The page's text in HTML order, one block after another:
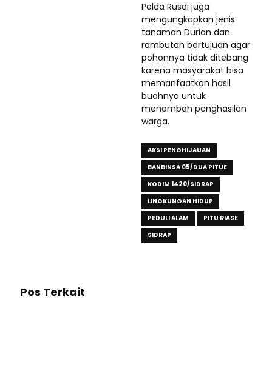
Pelda Rusdi juga
mengungkapkan jenis
tanaman Durian dan
rambutan bertujuan agar
pohonnya tidak ditebang
karena masyarakat bisa
memanfaatkan hasil
buahnya untuk
menambah penghasilan
warga.
AKSI PENGHIJAUAN
BANBINSA 05/DUA PITUE
KODIM 1420/SIDRAP
LINGKUNGAN HIDUP
PEDULI ALAM
PITU RIASE
SIDRAP
Pos Terkait